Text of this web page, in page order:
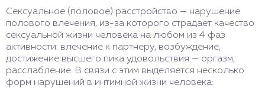
Сексуальное (половое) расстройство — нарушение
полового влечения, из-за которого страдает качество
сексуальной жизни человека на любом из 4 фаз
активности: влечение к партнеру, возбуждение,
достижение высшего пика удовольствия — оргазм,
расслабление. В связи с этим выделяется несколько
форм нарушений в интимной жизни человека: